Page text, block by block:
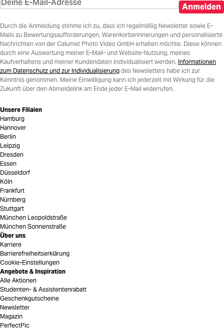
Anmelden
Durch die Anmeldung stimme ich zu, dass ich regelmäßig Newsletter sowie E-
Mails zu Bewertungsaufforderungen, Warenkorberinnerungen und personalisierte
Nachrichten von der Calumet Photo Video GmbH erhalten möchte. Diese können
durch eine Auswertung meiner E-Mail- und Website-Nutzung, meines
Kaufverhaltens und meiner Kundendaten individualisiert werden. Informationen
zum Datenschutz und zur Individualisierung des Newsletters habe ich zur
Kenntnis genommen. Meine Einwilligung kann ich jederzeit mit Wirkung für die
Zukunft über den Abmeldelink am Ende jeder E-Mail widerrufen.
Unsere Filialen
Hamburg
Hannover
Berlin
Leipzig
Dresden
Essen
Düsseldorf
Köln
Frankfurt
Nürnberg
Stuttgart
München Leopoldstraße
München Sonnenstraße
Über uns
Karriere
Barrierefreiheitserklärung
Cookie-Einstellungen
Angebote & Inspiration
Alle Aktionen
Studenten- & Assistentenrabatt
Geschenkgutscheine
Newsletter
Magazin
PerfectPic